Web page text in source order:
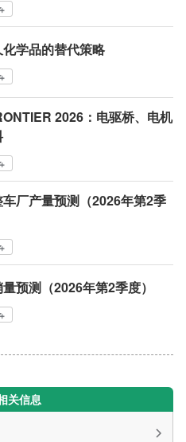
学品的替代策略
2026：电驱桥、电机
厂产量预测（2026年第2季
预测（2026年第2季度）
关信息